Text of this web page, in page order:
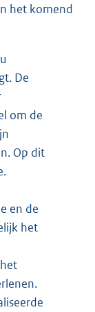
het komend
De
om de
Op dit
en de
het